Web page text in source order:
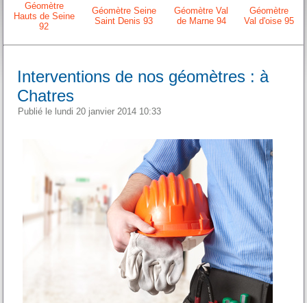
Géomètre
Hauts de Seine
92
Géomètre Seine
Saint Denis 93
Géomètre Val
de Marne 94
Géomètre
Val d'oise 95
Interventions de nos géomètres : à
Chatres
Publié le lundi 20 janvier 2014 10:33